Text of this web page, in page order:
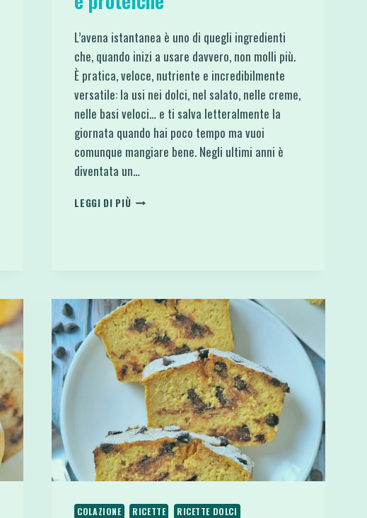
L’avena istantanea è uno di quegli ingredienti
che, quando inizi a usare davvero, non molli più.
È pratica, veloce, nutriente e incredibilmente
versatile: la usi nei dolci, nel salato, nelle creme,
nelle basi veloci… e ti salva letteralmente la
giornata quando hai poco tempo ma vuoi
comunque mangiare bene. Negli ultimi anni è
diventata un…
LEGGI DI PIÙAVENA
VELOCI
E
PROTEICHE
COLAZIONE RICETTE
RICETTE DOLCI